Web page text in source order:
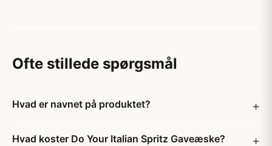
Ofte stillede spørgsmål
Hvad er navnet på produktet?
Hvad koster Do Your Italian Spritz Gaveæske?